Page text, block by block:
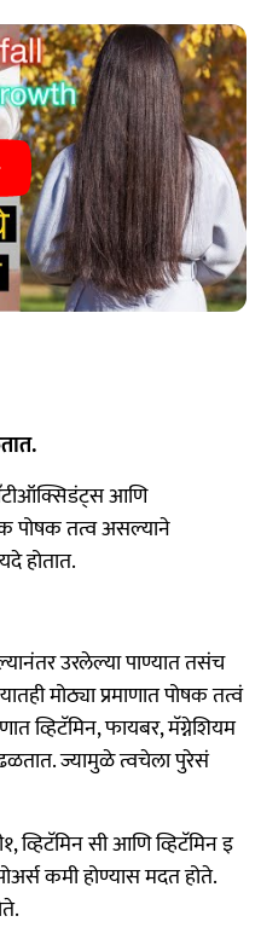
अँटीऑक्सिडंट्स आणि
पोषक तत्व असल्याने
होतात.
उरलेल्या पाण्यात तसंच
मोठ्या प्रमाणात पोषक तत्वं
व्हिटॅमिन, फायबर, मॅग्नेशियम
ज्यामुळे त्वचेला पुरेसं
व्हिटॅमिन सी आणि व्हिटॅमिन इ
कमी होण्यास मदत होते.